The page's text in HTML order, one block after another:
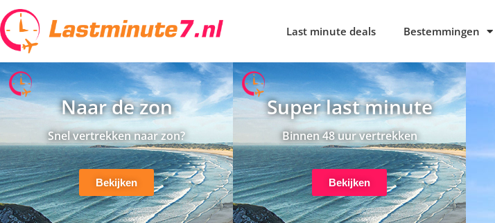
Last minute deals Bestemmingen
Naar de zon
Snel vertrekken naar zon?
Bekijken
Super last minute
Binnen 48 uur vertrekken
Bekijken